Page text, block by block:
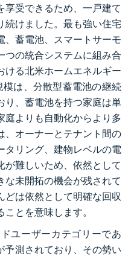
享受できるため、一戸建て
続けました。最も強い住宅
、蓄電池、スマートサーモ
つの統合システムに組み合
ける北米ホームエネルギー
模は、分散型蓄電池の継続
り、蓄電池を持つ家庭は単
庭よりも自動化からより多
、オーナーとテナント間の
タリング、建物レベルの電
が難しいため、依然として
な未開拓の機会が残されて
どは依然として明確な回収
とを意味します。
ユーザーカテゴリーであ
予測されており、その勢い